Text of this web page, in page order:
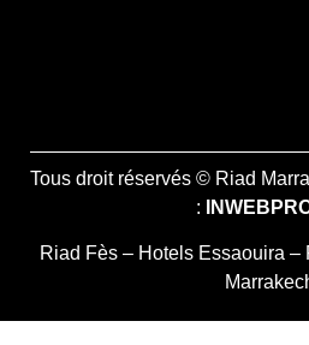
Tous droit réservés © Riad
:
Riad Fès – Hotels Essaouira –